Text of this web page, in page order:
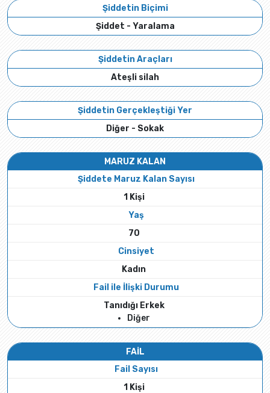
Şiddetin Biçimi
Şiddet - Yaralama
Şiddetin Araçları
Ateşli silah
Şiddetin Gerçekleştiği Yer
Diğer - Sokak
MARUZ KALAN
Şiddete Maruz Kalan Sayısı
1 Kişi
Yaş
70
Cinsiyet
Kadın
Fail ile İlişki Durumu
Tanıdığı Erkek
Diğer
FAİL
Fail Sayısı
1 Kişi